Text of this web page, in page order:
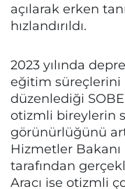
açılarak erken
hızlandırıldı.
2023 yılında
eğitim süreçlerini
düzenlediği
otizmli bireylerin
görünürlüğünü
Hizmetler
tarafından
Aracı ise otizmli